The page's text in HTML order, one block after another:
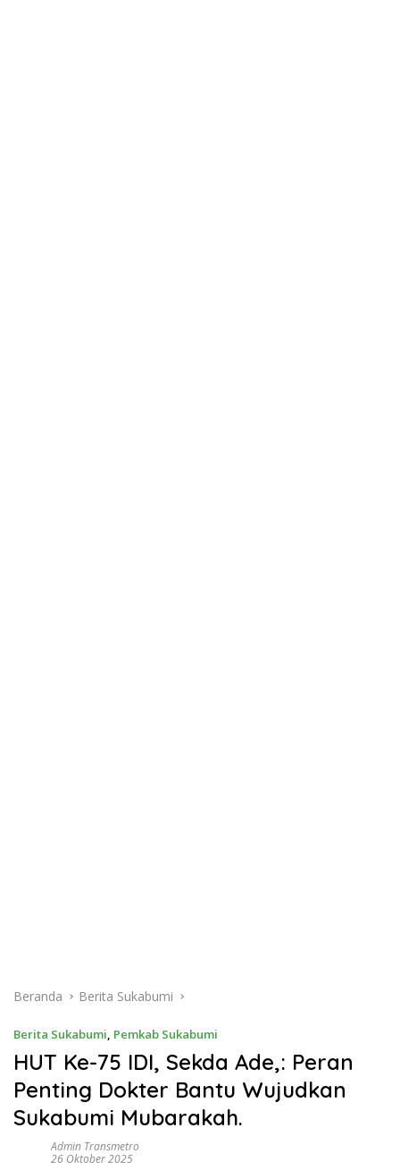
Beranda Berita Sukabumi
Berita Sukabumi, Pemkab Sukabumi
HUT Ke-75 IDI, Sekda Ade,: Peran
Penting Dokter Bantu Wujudkan
Sukabumi Mubarakah.
Admin Transmetro
26 Oktober 2025